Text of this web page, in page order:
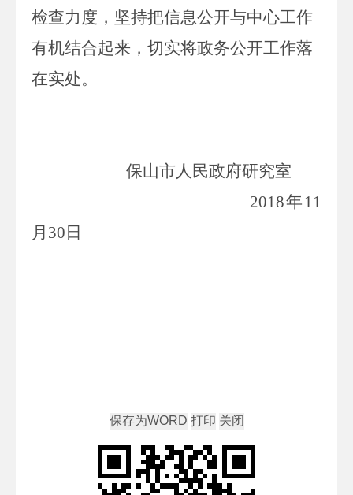
检查力度，坚持把信息公开与中心工作
有机结合起来， 切实将政务公开工作落
在实处。
保山市人民政府研究室
2018年 11
月 30 日